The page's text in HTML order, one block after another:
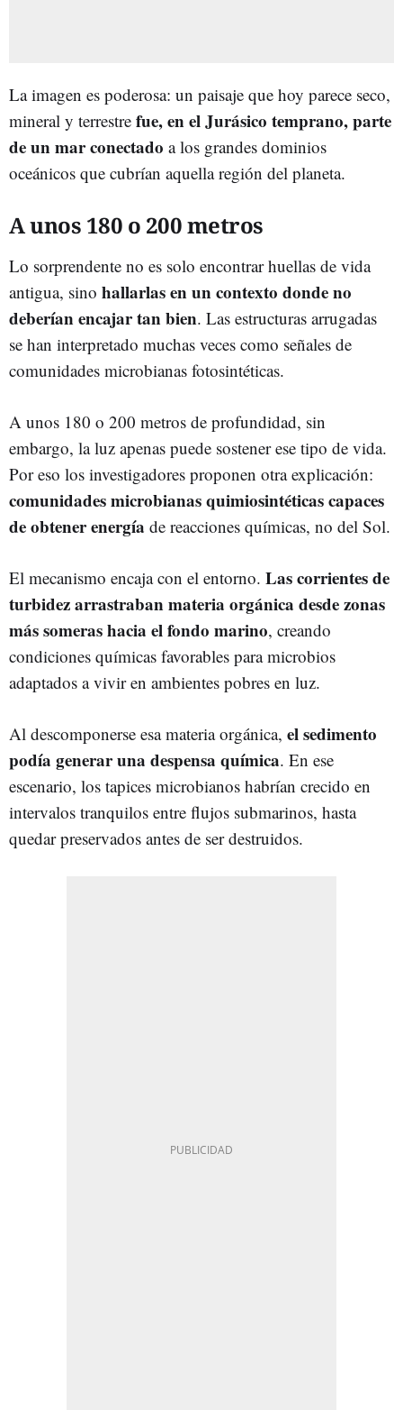
La imagen es poderosa: un paisaje que hoy parece seco,
mineral y terrestre fue, en el Jurásico temprano, parte
de un mar conectado a los grandes dominios
oceánicos que cubrían aquella región del planeta.
A unos 180 o 200 metros
Lo sorprendente no es solo encontrar huellas de vida
antigua, sino hallarlas en un contexto donde no
deberían encajar tan bien. Las estructuras arrugadas
se han interpretado muchas veces como señales de
comunidades microbianas fotosintéticas.
A unos 180 o 200 metros de profundidad, sin
embargo, la luz apenas puede sostener ese tipo de vida.
Por eso los investigadores proponen otra explicación:
comunidades microbianas quimiosintéticas capaces
de obtener energía de reacciones químicas, no del Sol.
El mecanismo encaja con el entorno. Las corrientes de
turbidez arrastraban materia orgánica desde zonas
más someras hacia el fondo marino, creando
condiciones químicas favorables para microbios
adaptados a vivir en ambientes pobres en luz.
Al descomponerse esa materia orgánica, el sedimento
podía generar una despensa química. En ese
escenario, los tapices microbianos habrían crecido en
intervalos tranquilos entre flujos submarinos, hasta
quedar preservados antes de ser destruidos.